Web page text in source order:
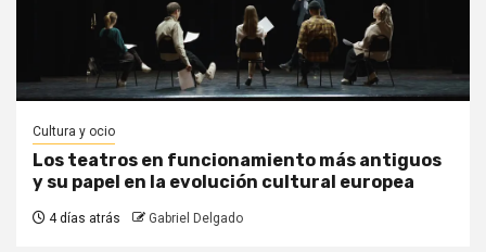
Cultura y ocio
Los teatros en funcionamiento más antiguos
y su papel en la evolución cultural europea
4 días atrás Gabriel Delgado